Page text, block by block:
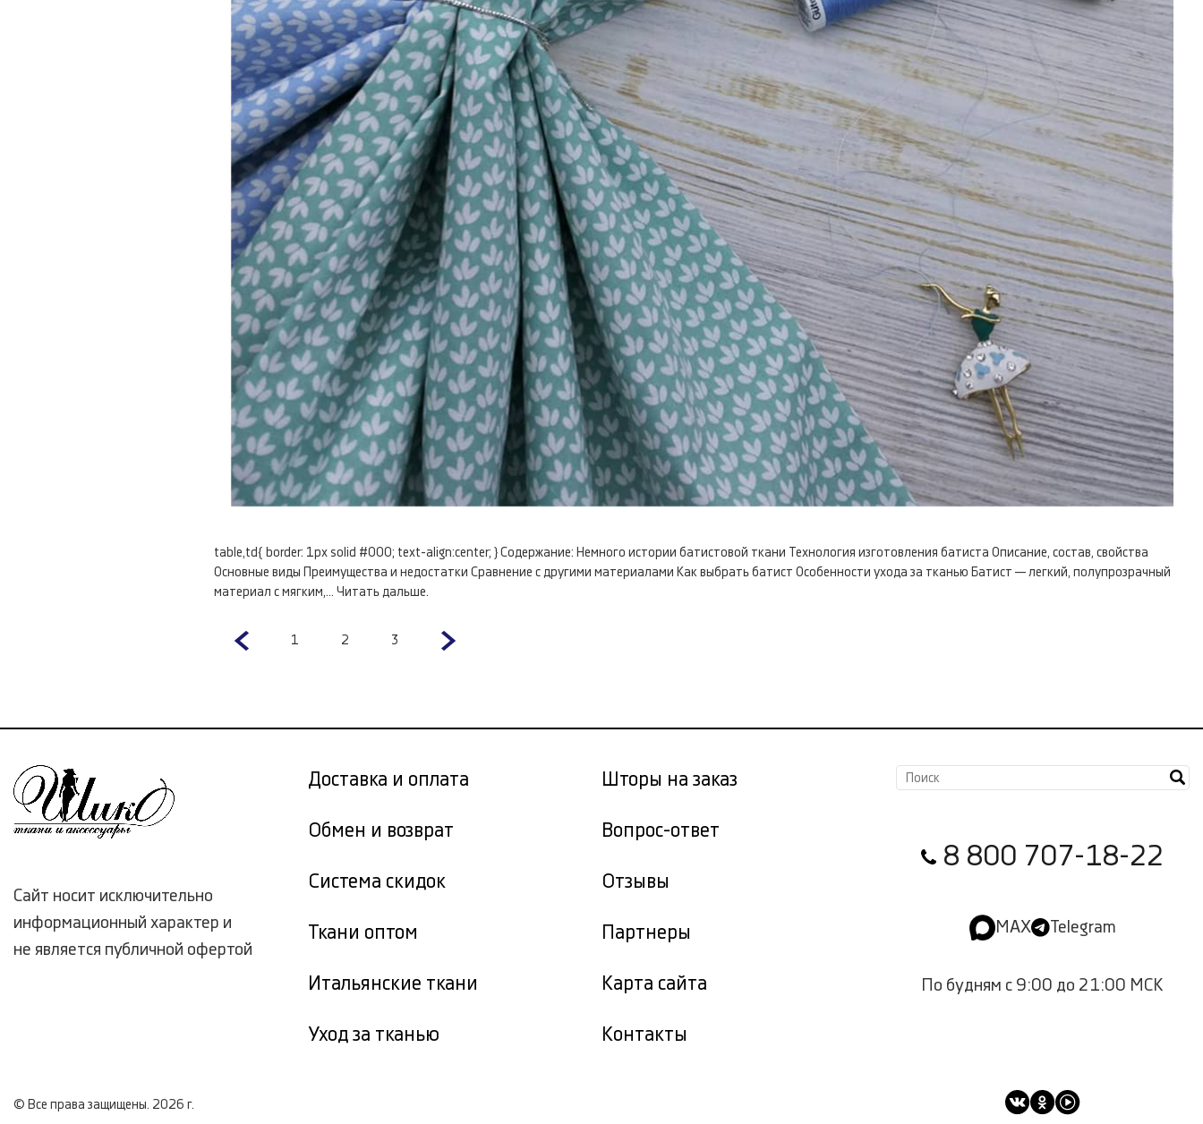
table,td{ border: 1px solid #000; text-align:center; } Содержание: Немного истории батистовой ткани Технология изготовления батиста Описание, состав, свойства
Основные виды Преимущества и недостатки Сравнение с другими материалами Как выбрать батист Особенности ухода за тканью Батист — легкий, полупрозрачный
материал с мягким,... Читать дальше.
1 2 3
Сайт носит исключительно
информационный характер и
не является публичной офертой
Доставка и оплата
Обмен и возврат
Система скидок
Ткани оптом
Итальянские ткани
Уход за тканью
Шторы на заказ
Вопрос-ответ
Отзывы
Партнеры
Карта сайта
Контакты
8 800 707-18-22
MAX Telegram
По будням с 9:00 до 21:00 МСК
© Все права защищены. 2026 г.